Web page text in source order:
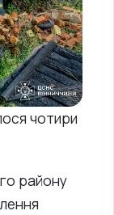
чотири
району